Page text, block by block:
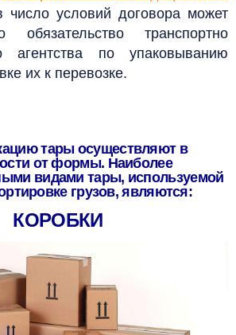
число условий договора может
обязательство транспортно
агентства по упаковыванию
их к перевозке.
тары осуществляют в
от формы. Наиболее
видами тары, используемой
грузов, являются:
КОРОБКИ